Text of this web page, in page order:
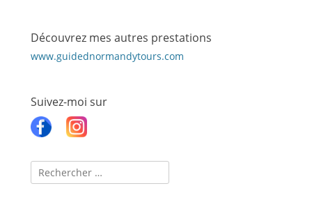
Découvrez mes autres prestations
www.guidednormandytours.com
Suivez-moi sur
Recherche
pour :